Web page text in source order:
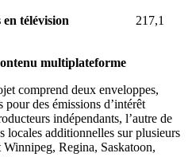
télévision 217,1
multiplateforme
comprend deux enveloppes,
des émissions d’intérêt
indépendants, l’autre de
locales additionnelles sur plusieurs
Winnipeg, Regina, Saskatoon,